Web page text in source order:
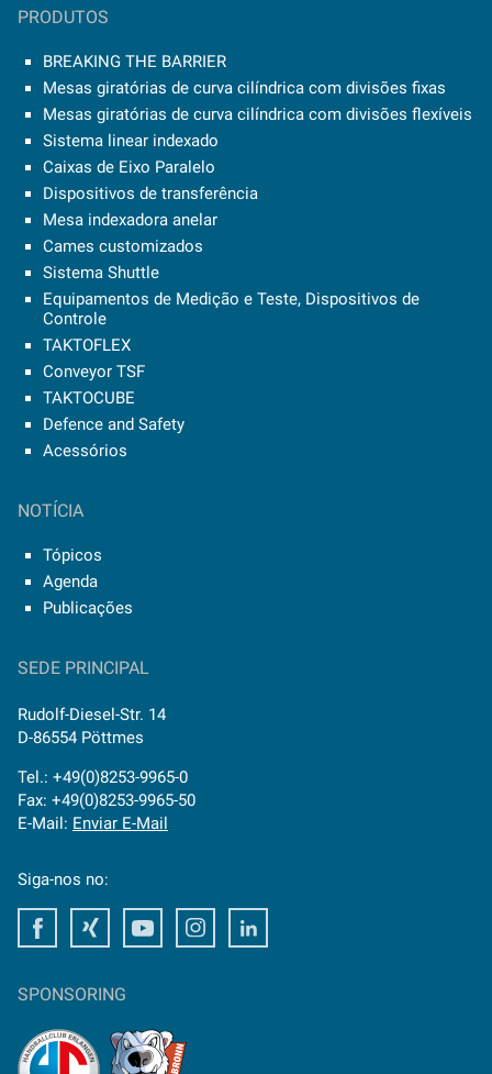
PRODUTOS
BREAKING THE BARRIER
Mesas giratórias de curva cilíndrica com divisões fixas
Mesas giratórias de curva cilíndrica com divisões flexíveis
Sistema linear indexado
Caixas de Eixo Paralelo
Dispositivos de transferência
Mesa indexadora anelar
Cames customizados
Sistema Shuttle
Equipamentos de Medição e Teste, Dispositivos de
Controle
TAKTOFLEX
Conveyor TSF
TAKTOCUBE
Defence and Safety
Acessórios
NOTÍCIA
Tópicos
Agenda
Publicações
SEDE PRINCIPAL
Rudolf-Diesel-Str. 14
D-86554 Pöttmes
Tel.: +49(0)8253-9965-0
Fax: +49(0)8253-9965-50
E-Mail: Enviar E-Mail
Siga-nos no:
FacebookXing Youtube Instagram
SPONSORING